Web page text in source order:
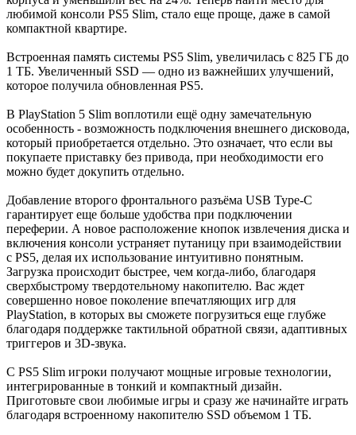
любимой консоли PS5 Slim, стало еще проще, даже в самой
компактной квартире.
Встроенная память системы PS5 Slim, увеличилась с 825 ГБ до
1 ТБ. Увеличенный SSD — одно из важнейших улучшений,
которое получила обновленная PS5.
В PlayStation 5 Slim воплотили ещё одну замечательную
особенность - возможность подключения внешнего дисковода,
который приобретается отдельно. Это означает, что если вы
покупаете приставку без привода, при необходимости его
можно будет докупить отдельно.
Добавление второго фронтального разъёма USB Type-C
гарантирует еще больше удобства при подключении
переферии. А новое расположение кнопок извлечения диска и
включения консоли устраняет путаницу при взаимодействии
с PS5, делая их использование интуитивно понятным.
Загрузка происходит быстрее, чем когда-либо, благодаря
сверхбыстрому твердотельному накопителю. Вас ждет
совершенно новое поколение впечатляющих игр для
PlayStation, в которых вы сможете погрузиться еще глубже
благодаря поддержке тактильной обратной связи, адаптивных
триггеров и 3D-звука.
С PS5 Slim игроки получают мощные игровые технологии,
интегрированные в тонкий и компактный дизайн.
Приготовьте свои любимые игры и сразу же начинайте играть
благодаря встроенному накопителю SSD объемом 1 ТБ.